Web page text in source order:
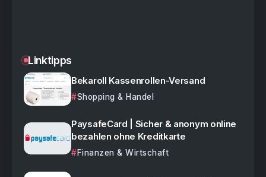
Linktipps
Bekaroll Kassenrollen-Versand
Shopping & Handel
PaysafeCard | Sicher & anonym online
bezahlen ohne Kreditkarte
Finanzen & Wirtschaft